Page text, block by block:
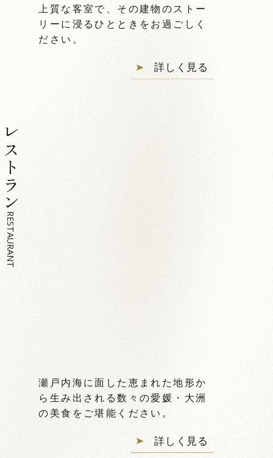
上質な客室で、その建物のストー
リーに浸るひとときをお過ごしく
ださい。
詳しく見る
ラン
RESTAURANT
瀬戸内海に面した恵まれた地形か
ら生み出される数々の愛媛・大洲
の美食をご堪能ください。
詳しく見る